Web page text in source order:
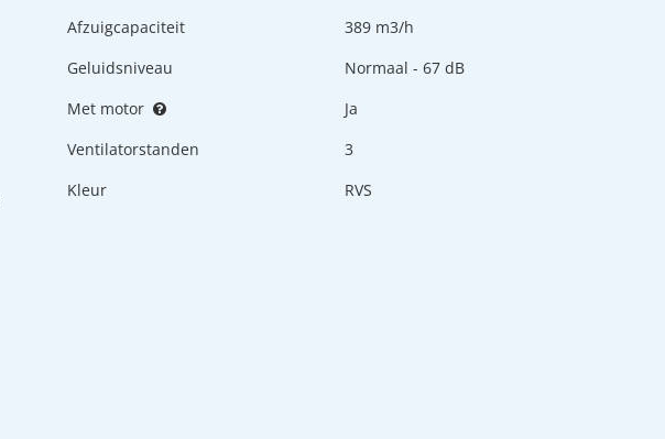
Afzuigcapaciteit
389 m3/h
Geluidsniveau
Normaal - 67 dB
Met motor
Ja
Ventilatorstanden
3
Kleur
RVS